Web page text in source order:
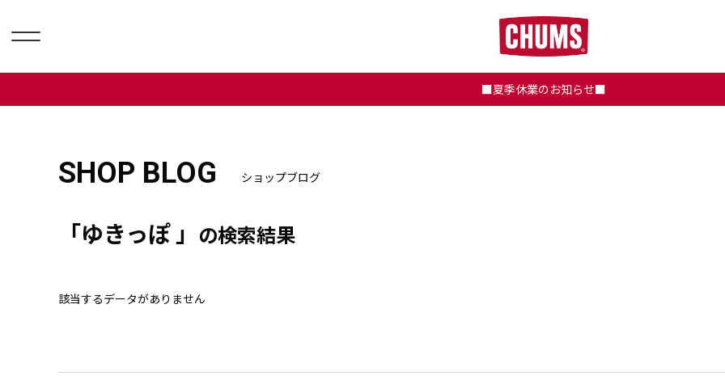
■夏季休業のお知らせ■
SHOP BLOG ショップブログ
「ゆきっぽ 」 の検索結果
該当するデータがありません